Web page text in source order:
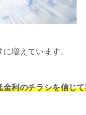
増えています。
利のチラシを信じ